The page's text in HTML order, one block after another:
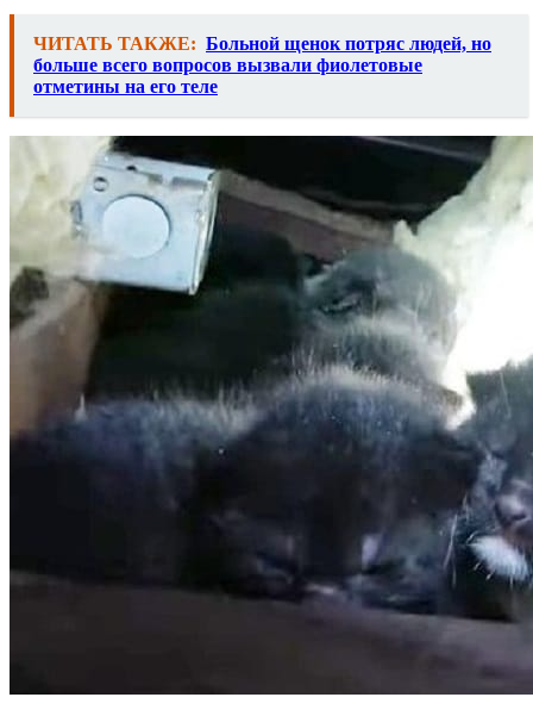
ЧИТАТЬ ТАКЖЕ: Больной щенок потряс людей, но
больше всего вопросов вызвали фиолетовые
отметины на его теле